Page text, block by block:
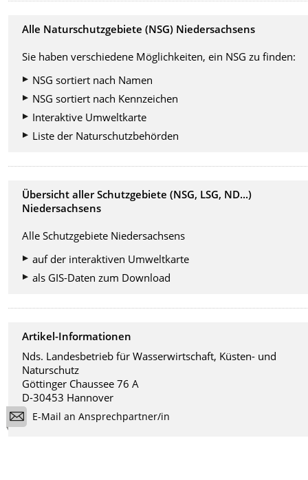
Alle Naturschutzgebiete (NSG) Niedersachsens
Sie haben verschiedene Möglichkeiten, ein NSG zu finden:
NSG sortiert nach Namen
NSG sortiert nach Kennzeichen
Interaktive Umweltkarte
Liste der Naturschutzbehörden
Übersicht aller Schutzgebiete (NSG, LSG, ND...)
Niedersachsens
Alle Schutzgebiete Niedersachsens
auf der interaktiven Umweltkarte
als GIS-Daten zum Download
Artikel-Informationen
Nds. Landesbetrieb für Wasserwirtschaft, Küsten- und
Naturschutz
Göttinger Chaussee 76 A
D-30453 Hannover
E-Mail an Ansprechpartner/in